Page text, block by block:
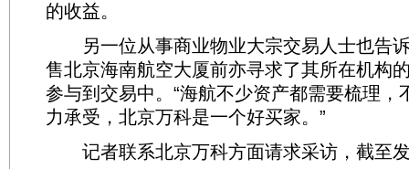
的收益。
另一位从事商业物业大宗交易人士也告
售北京海南航空大厦前亦寻求了其所在机构
参与到交易中。“海航不少资产都需要梳理，
力承受，北京万科是一个好买家。”
记者联系北京万科方面请求采访，截至